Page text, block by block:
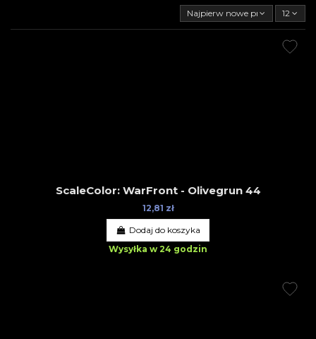
Najpierw nowe produkty12
ScaleColor: WarFront - Olivegrun 44
12,81 zł
Dodaj do koszyka
Wysyłka w 24 godzin